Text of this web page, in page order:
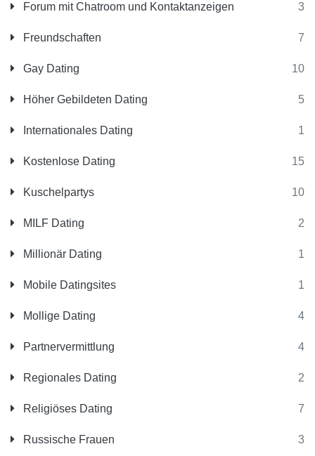
Forum mit Chatroom und Kontaktanzeigen 3
Freundschaften 7
Gay Dating 10
Höher Gebildeten Dating 5
Internationales Dating 1
Kostenlose Dating 15
Kuschelpartys 10
MILF Dating 2
Millionär Dating 1
Mobile Datingsites 1
Mollige Dating 4
Partnervermittlung 4
Regionales Dating 2
Religiöses Dating 7
Russische Frauen 3